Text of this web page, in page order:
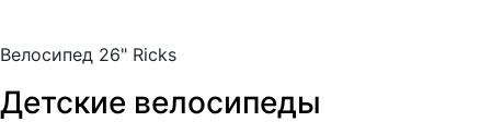
Велосипед 26" Ricks
Детские велосипеды